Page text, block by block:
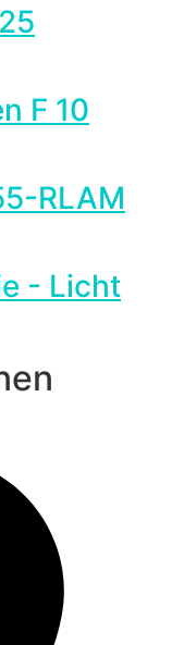
F 10
RLAM
- Licht